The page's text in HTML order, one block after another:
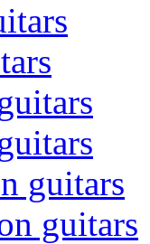
guitars
guitars